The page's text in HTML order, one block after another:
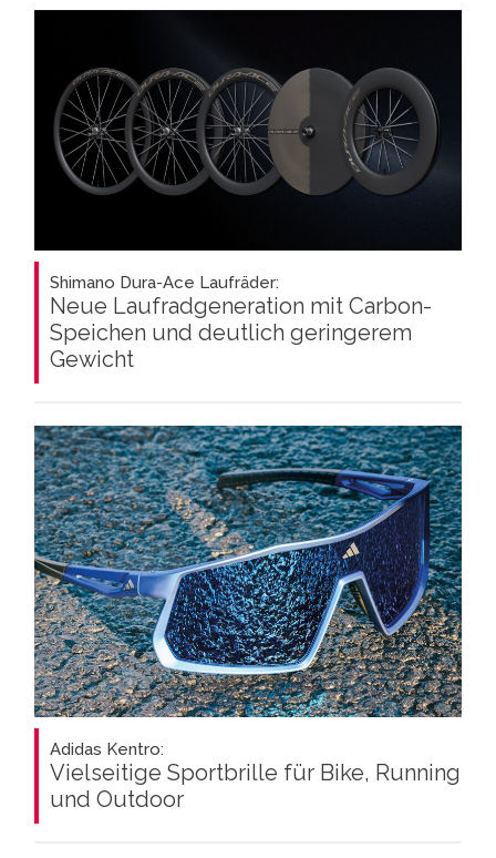
Shimano Dura-Ace Laufräder:
Neue Laufradgeneration mit Carbon-
Speichen und deutlich geringerem
Gewicht
Adidas Kentro:
Vielseitige Sportbrille für Bike, Running
und Outdoor